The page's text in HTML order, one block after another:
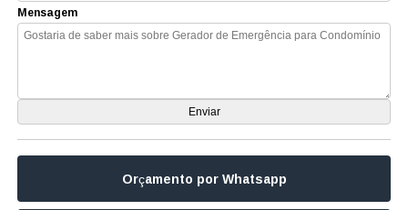
Mensagem
Orçamento por Whatsapp